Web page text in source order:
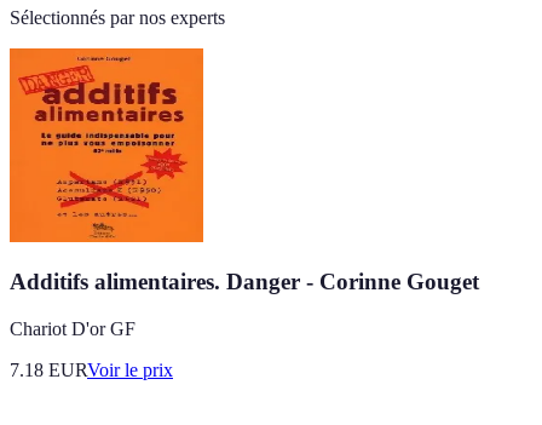
Sélectionnés par nos experts
Additifs alimentaires. Danger - Corinne Gouget
Chariot D'or GF
7.18 EURVoir le prix